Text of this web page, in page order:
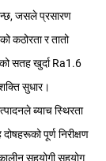
जसले प्रसारण
कठोरता र तातो
सतह खुर्दा Ra1.6
सुधार।
ब्याच स्थिरता
पूर्ण निरीक्षण
सहयोगी सहयोग